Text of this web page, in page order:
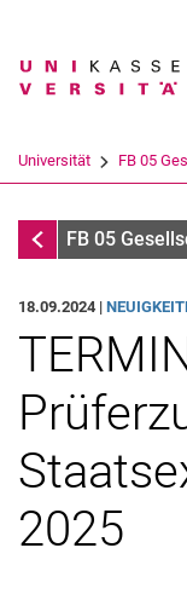
Suchbegriff
Universität FB 05
Infothek
FB 05
18.09.2024 |
2025